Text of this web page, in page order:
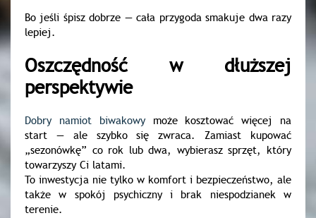
Bo jeśli śpisz dobrze — cała przygoda smakuje dwa razy
lepiej.
Oszczędność w dłuższej
perspektywie
Dobry namiot biwakowymoże kosztować więcej na
start — ale szybko się zwraca. Zamiast kupować
„sezonówkę” co rok lub dwa, wybierasz sprzęt, który
towarzyszy Ci latami.
To inwestycja nie tylko w komfort i bezpieczeństwo, ale
także w spokój psychiczny i brak niespodzianek w
terenie.